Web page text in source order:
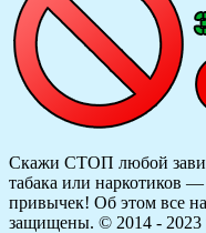
Скажи СТОП любой
табака или наркотиков
привычек! Об этом все
защищены. © 2014 - 2023